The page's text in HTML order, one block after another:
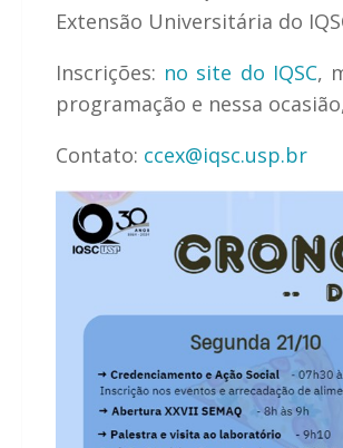
Extensão Universitária do
Inscrições: no site do IQSC,
programação e nessa
Contato: ccex@iqsc.usp.br